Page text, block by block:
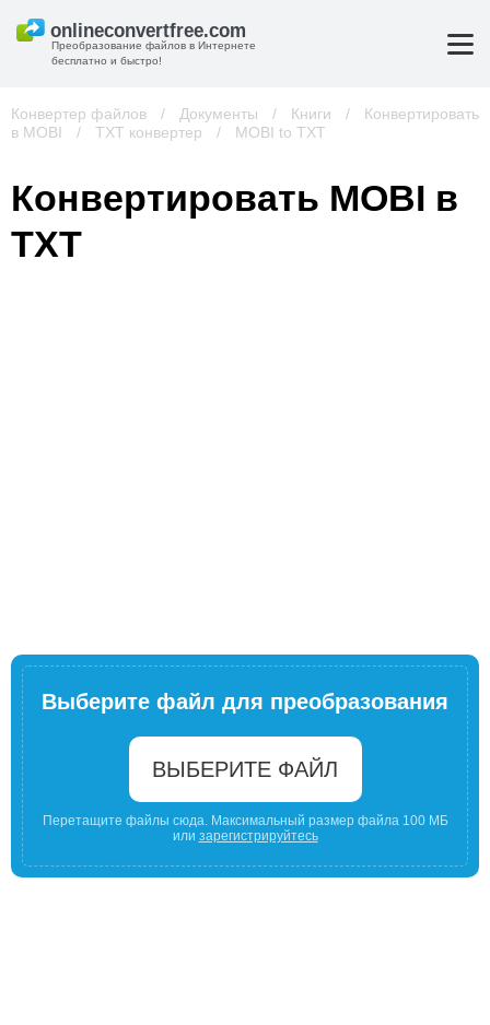
Преобразование файлов в Интернете
бесплатно и быстро!
Конвертер файлов / Документы / Книги /
Конвертировать
в MOBI
/ TXT конвертер / MOBI to TXT
Конвертировать MOBI в
TXT
Выберите файл для преобразования
ВЫБЕРИТЕ ФАЙЛ
Перетащите файлы сюда. Максимальный размер файла 100 МБ
или зарегистрируйтесь